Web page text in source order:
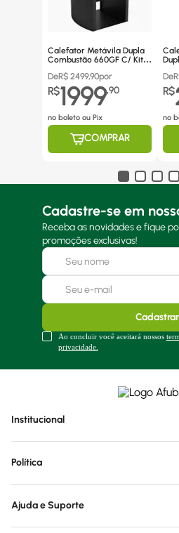
Calefator Metávila Dupla
Combustão 660GF C/ Kit
DeR$ 2499,90por
R$1999,90
no boleto ou Pix
COMPRAR
De
R$
no
Cadastre-se em
Receba as novidades e fique
promoções exclusivas!
Cadastrar
Ao concluir você aceitará nossos
privacidade.
Institucional
Política
Ajuda e Suporte